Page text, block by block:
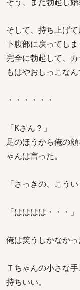
そして、持ち上げ
下腹部に戻ってしま
完全に勃起して、
もはやおしっこなん
・・・・・・
「Kさん？」
足のほうから俺の
ゃんは言った。
「さっきの、こう
「はははは・・・」
俺は笑うしかなかっ
Ｔちゃんの小さな
持ちいい。